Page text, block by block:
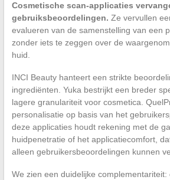
Cosmetische scan-applicaties
gebruiksbeoordelingen. Ze vervullen
evalueren van de samenstelling van een
zonder iets te zeggen over de
huid.
INCI Beauty hanteert een strikte
ingrediënten. Yuka bestrijkt een breder
lagere granulariteit voor cosmetica.
personalisatie op basis van het
deze applicaties houdt rekening met de
huidpenetratie of het applicatiecomfort,
alleen gebruikersbeoordelingen kunnen
We zien een duidelijke complementariteit: